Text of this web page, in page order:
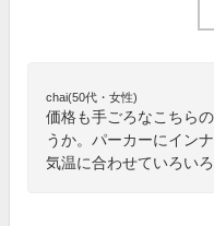
chai(50代・女性)
価格も手ごろなこちら
うか。パーカーにイン
気温に合わせていろい